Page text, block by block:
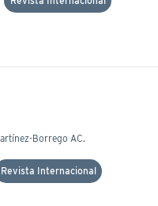
Borrego AC.
Revista Internacional